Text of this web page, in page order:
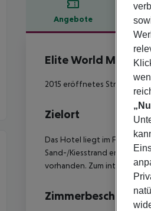
Angebote
Elite World
2015 eröffnetes Strandhotel
Zielort
Das Hotel liegt im
Sand-/Kiesstrand entfernt.
vorhanden. Zum